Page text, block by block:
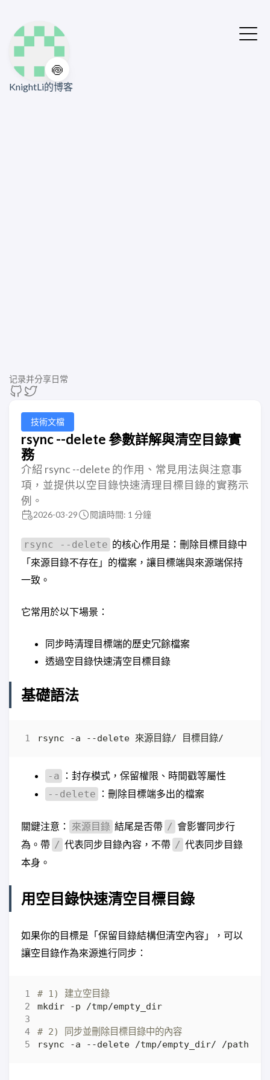
🍥
KnightLi的博客
记录并分享日常
技術文檔
rsync --delete 參數詳解與清空目錄實
務
介紹 rsync --delete 的作用、常見用法與注意事
項，並提供以空目錄快速清理目標目錄的實務示
例。
2026-03-29 閱讀時間: 1 分鐘
rsync --delete 的核心作用是：刪除目標目錄中
「來源目錄不存在」的檔案，讓目標端與來源端保持
一致。
它常用於以下場景：
同步時清理目標端的歷史冗餘檔案
透過空目錄快速清空目標目錄
基礎語法
-a ：封存模式，保留權限、時間戳等屬性
--delete ：刪除目標端多出的檔案
關鍵注意： 來源目錄 結尾是否帶 / 會影響同步行
為。帶 / 代表同步目錄內容，不帶 / 代表同步目錄
本身。
用空目錄快速清空目標目錄
如果你的目標是「保留目錄結構但清空內容」，可以
讓空目錄作為來源進行同步：
# 1) 建立空目錄
# 2) 同步並刪除目標目錄中的內容